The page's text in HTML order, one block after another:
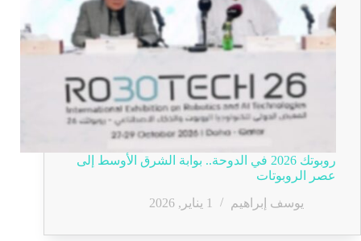
روبوتك 2026 في الدوحة.. بوابة الشرق الأوسط إلى
عصر الروبوتات
يوسف إبراهيم
1 يناير, 2026